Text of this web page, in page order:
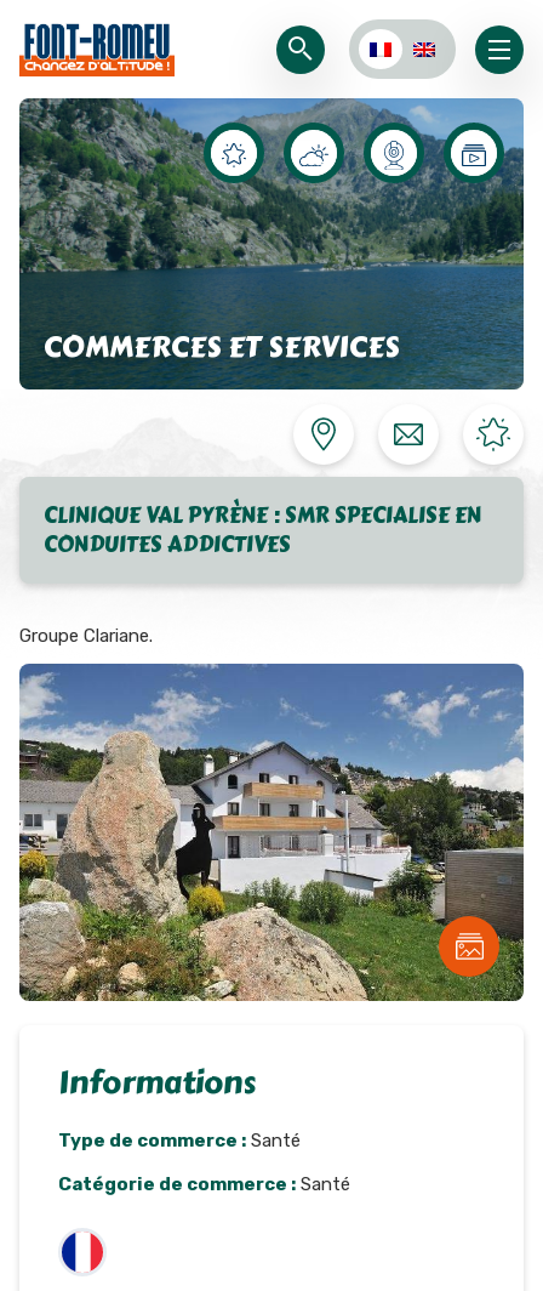
COMMERCES ET SERVICES
CLINIQUE VAL PYRÈNE : SMR SPECIALISE EN
CONDUITES ADDICTIVES
Groupe Clariane.
Informations
Type de commerce : Santé
Catégorie de commerce : Santé